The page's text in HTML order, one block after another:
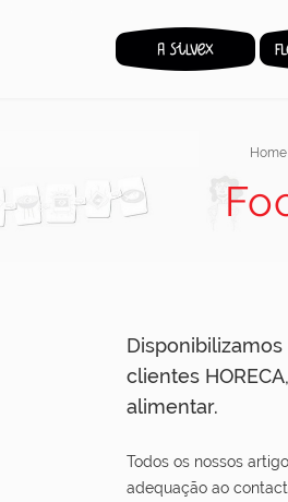
Home
clientes
alimentar.
Todos os nossos
adequação ao